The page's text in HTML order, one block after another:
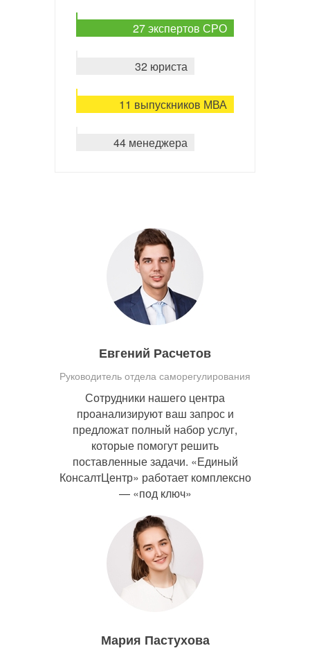
27 экспертов СРО
32 юриста
11 выпускников МВА
44 менеджера
Евгений Расчетов
Руководитель отдела саморегулирования
Сотрудники нашего центра
проанализируют ваш запрос и
предложат полный набор услуг,
которые помогут решить
поставленные задачи. «Единый
КонсалтЦентр» работает комплексно
— «под ключ»
Мария Пастухова